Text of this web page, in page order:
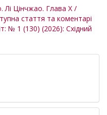
Лі Цінчжао. Глава Х /
стаття та коментарі
№ 1 (130) (2026): Східний